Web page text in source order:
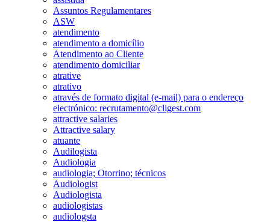
Assuntos Regulamentares
ASW
atendimento
atendimento a domicílio
Atendimento ao Cliente
atendimento domiciliar
atrative
atrativo
através de formato digital (e-mail) para o endereço
electrónico: recrutamento@cligest.com
attractive salaries
Attractive salary
atuante
Audilogista
Audiologia
audiologia; Otorrino; técnicos
Audiologist
Audiologista
audiologistas
audiologsta